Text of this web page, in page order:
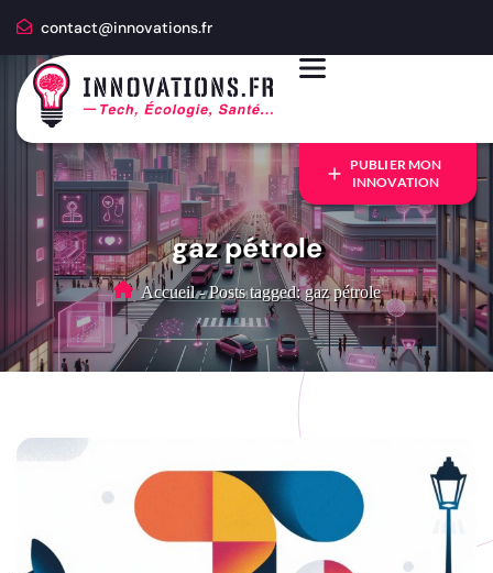
contact@innovations.fr
PUBLIER MON
INNOVATION
gaz pétrole
Accueil - Posts tagged: gaz pétrole